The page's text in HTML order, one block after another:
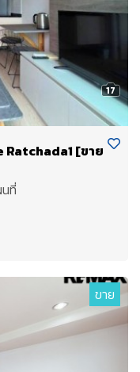
17
[ขาย
ที่
ขาย